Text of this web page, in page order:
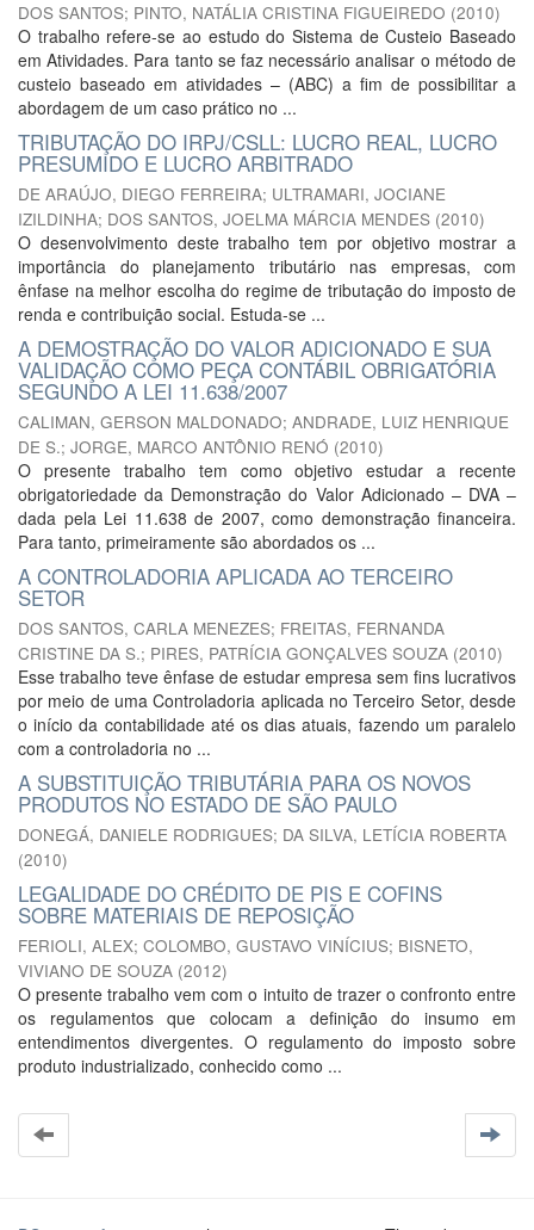
DOS SANTOS; PINTO, NATÁLIA CRISTINA FIGUEIREDO (2010)
O trabalho refere-se ao estudo do Sistema de Custeio Baseado
em Atividades. Para tanto se faz necessário analisar o método de
custeio baseado em atividades – (ABC) a fim de possibilitar a
abordagem de um caso prático no ...
TRIBUTAÇÃO DO IRPJ/CSLL: LUCRO REAL, LUCRO
PRESUMIDO E LUCRO ARBITRADO
DE ARAÚJO, DIEGO FERREIRA; ULTRAMARI, JOCIANE
IZILDINHA; DOS SANTOS, JOELMA MÁRCIA MENDES (2010)
O desenvolvimento deste trabalho tem por objetivo mostrar a
importância do planejamento tributário nas empresas, com
ênfase na melhor escolha do regime de tributação do imposto de
renda e contribuição social. Estuda-se ...
A DEMOSTRAÇÃO DO VALOR ADICIONADO E SUA
VALIDAÇÃO COMO PEÇA CONTÁBIL OBRIGATÓRIA
SEGUNDO A LEI 11.638/2007
CALIMAN, GERSON MALDONADO; ANDRADE, LUIZ HENRIQUE
DE S.; JORGE, MARCO ANTÔNIO RENÓ (2010)
O presente trabalho tem como objetivo estudar a recente
obrigatoriedade da Demonstração do Valor Adicionado – DVA –
dada pela Lei 11.638 de 2007, como demonstração financeira.
Para tanto, primeiramente são abordados os ...
A CONTROLADORIA APLICADA AO TERCEIRO
SETOR
DOS SANTOS, CARLA MENEZES; FREITAS, FERNANDA
CRISTINE DA S.; PIRES, PATRÍCIA GONÇALVES SOUZA (2010)
Esse trabalho teve ênfase de estudar empresa sem fins lucrativos
por meio de uma Controladoria aplicada no Terceiro Setor, desde
o início da contabilidade até os dias atuais, fazendo um paralelo
com a controladoria no ...
A SUBSTITUIÇÃO TRIBUTÁRIA PARA OS NOVOS
PRODUTOS NO ESTADO DE SÃO PAULO
DONEGÁ, DANIELE RODRIGUES; DA SILVA, LETÍCIA ROBERTA
(2010)
LEGALIDADE DO CRÉDITO DE PIS E COFINS
SOBRE MATERIAIS DE REPOSIÇÃO
FERIOLI, ALEX; COLOMBO, GUSTAVO VINÍCIUS; BISNETO,
VIVIANO DE SOUZA (2012)
O presente trabalho vem com o intuito de trazer o confronto entre
os regulamentos que colocam a definição do insumo em
entendimentos divergentes. O regulamento do imposto sobre
produto industrializado, conhecido como ...